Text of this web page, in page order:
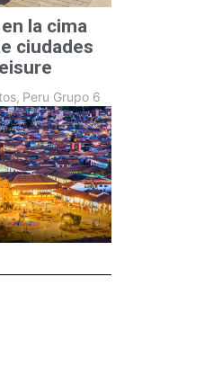
la cima
ciudades
, Peru Grupo 6